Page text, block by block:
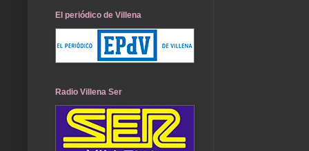
El periódico de Villena
Radio Villena Ser